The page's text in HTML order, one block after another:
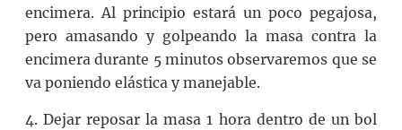
encimera. Al principio estará un poco pegajosa,
pero amasando y golpeando la masa contra la
encimera durante 5 minutos observaremos que se
va poniendo elástica y manejable.
4. Dejar reposar la masa 1 hora dentro de un bol